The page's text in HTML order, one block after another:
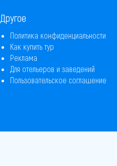
Другое
Политика конфиденциальности
Как купить тур
Реклама
Для отельеров и заведений
Пользовательское соглашение